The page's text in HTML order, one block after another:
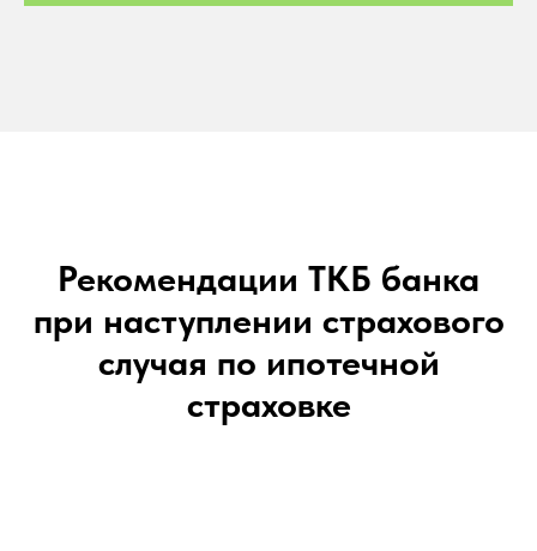
Рекомендации ТКБ банка
при наступлении страхового
случая по ипотечной
страховке